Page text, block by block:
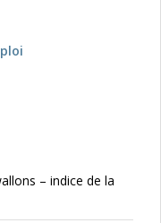
– indice de la